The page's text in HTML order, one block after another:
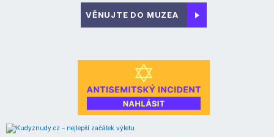
VĚNUJTE DO MUZEA